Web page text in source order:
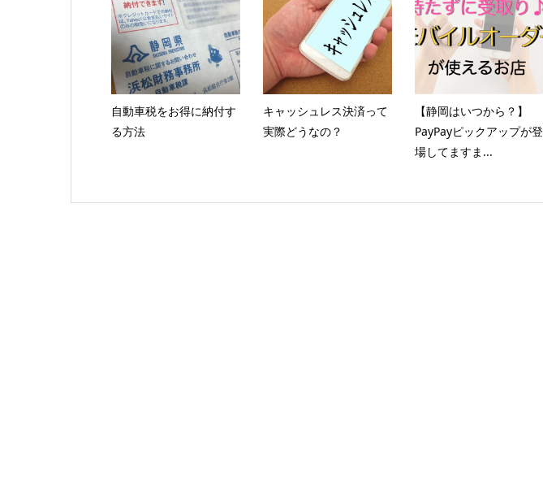
自動車税をお得に納付す
る方法
キャッシュレス決済って
実際どうなの？
【静岡はいつから？】
PayPayピックアップが登
場してますま...